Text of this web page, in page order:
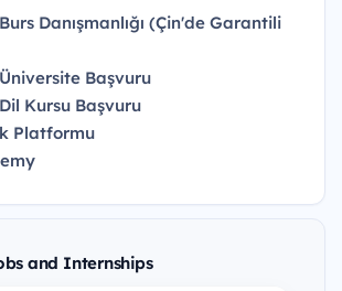
Burs Danışmanlığı (Çin'de Garantili
Üniversite Başvuru
Dil Kursu Başvuru
Platformu
and Internships